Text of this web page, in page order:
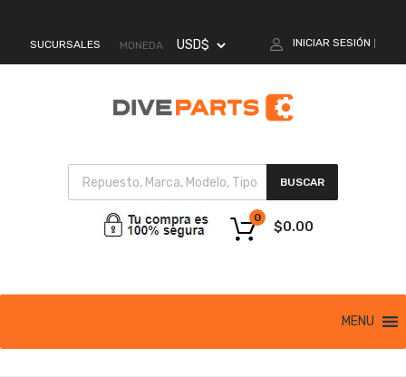
SUCURSALES MONEDA INICIAR SESIÓN
BUSCAR
$0.00
0
MENU